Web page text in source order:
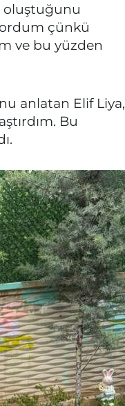
oluştuğunu
çünkü
ve bu yüzden
anlatan Elif Liya,
Bu